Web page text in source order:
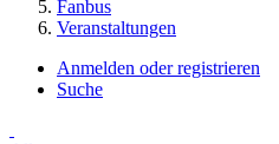
Fanbus
Veranstaltungen
Anmelden oder registrieren
Suche